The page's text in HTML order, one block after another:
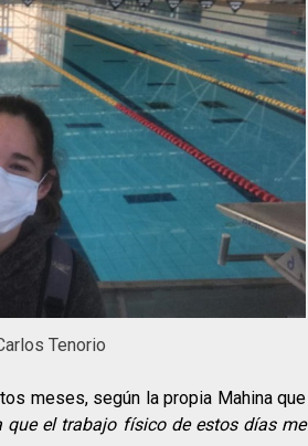
Tenorio
meses, según la propia Mahina que
que el trabajo físico de estos días me